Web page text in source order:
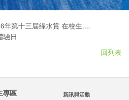
年第十三屆綠水賞 在校生....
驗日
回列表
專區 新訊與活動